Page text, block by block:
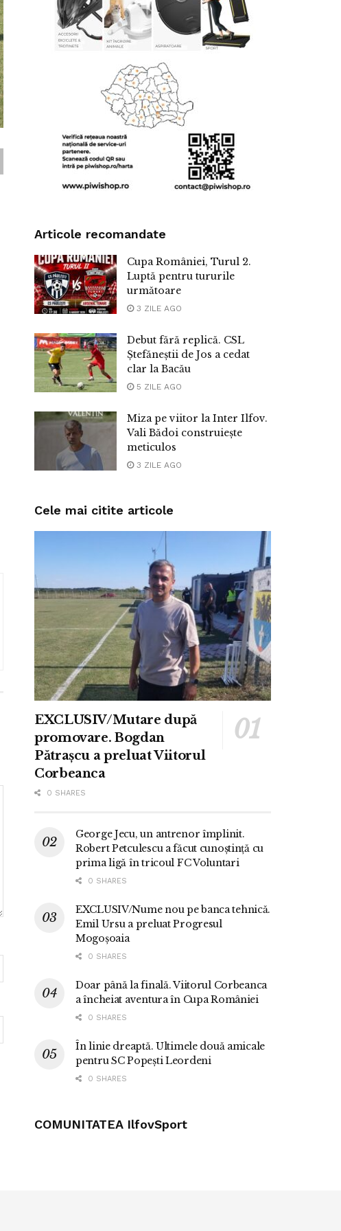
Articole recomandate
Cupa României, Turul 2.
Luptă pentru tururile
următoare
3 ZILE AGO
Debut fără replică. CSL
Ștefăneștii de Jos a cedat
clar la Bacău
5 ZILE AGO
Miza pe viitor la Inter Ilfov.
Vali Bădoi construiește
meticulos
3 ZILE AGO
Cele mai citite articole
EXCLUSIV/Mutare după
promovare. Bogdan
Pătrașcu a preluat Viitorul
Corbeanca
0 SHARES
George Jecu, un antrenor împlinit.
Robert Petculescu a făcut cunoștință cu
prima ligă în tricoul FC Voluntari
0 SHARES
EXCLUSIV/Nume nou pe banca tehnică.
Emil Ursu a preluat Progresul
Mogoșoaia
0 SHARES
Doar până la finală. Viitorul Corbeanca
a încheiat aventura în Cupa României
0 SHARES
În linie dreaptă. Ultimele două amicale
pentru SC Popești Leordeni
0 SHARES
COMUNITATEA IlfovSport